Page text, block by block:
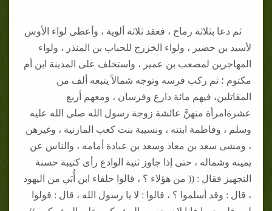
ثم دعا بثلاثة رماح ، فعقد ثلاثة ألوية ، وأعطى لواء الأوس
لأسيد بن حضير ، ولواء الخزرج للحباب بن المنذر ، ولواء
المهاجرين لمصعب بن عمير ، واستخلف على المدينة ابن أم
مكتوم ؛ ثم ركب فرسه وتوجه شمالاً يتبعه ألف من
المقاتلين، فيهم مائة دارع وفرسان ، ومعهم أربع
عشرةامرأة منهنَّ عائشة زوجة رسول الله صلى الله عليه
وسلم ، وفاطمة ابنته ، ونسيبة بنت كعب المازنية ، وغيرهن
، ومشى سعد بن معاذ وسعد بن عبادة أمامه ، والناس عن
يمينه وشماله ، حتى إذا جاوز ثنية الوادع رأى كتيبة حسنة
التجهيز فقال : (( من هؤلاء ؟ ، قالوا حلفاء ابن أُبَي من اليهود
، قال : وقد أسلموا ؟ ، قالوا : لا يا رسول الله ، قال : قولوا